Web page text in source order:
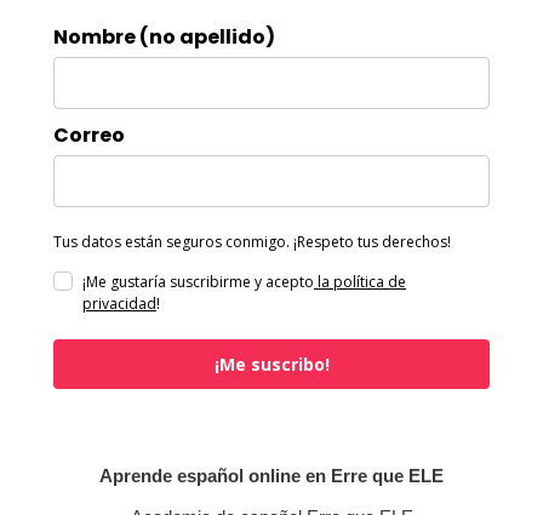
Nombre (no apellido)
Correo
Tus datos están seguros conmigo. ¡Respeto tus derechos!
¡Me gustaría suscribirme y acepto la política de
privacidad!
¡Me suscribo!
Aprende español online en Erre que ELE